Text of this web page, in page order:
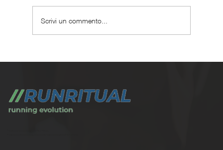
Scrivi un commento...